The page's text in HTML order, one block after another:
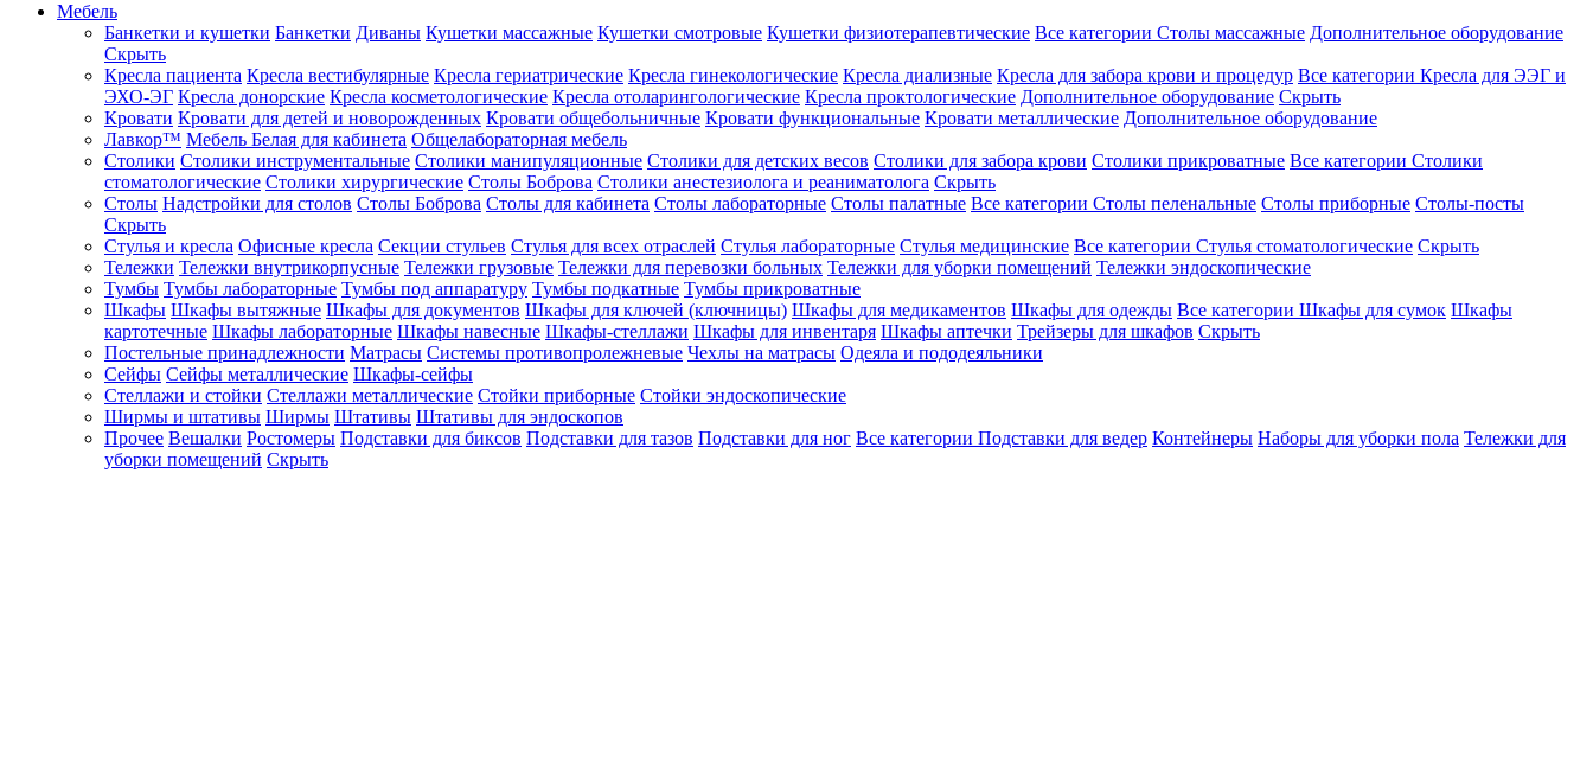
Мебель
Банкетки и кушетки Банкетки Диваны Кушетки массажные Кушетки смотровые Кушетки физиотерапевтические Все категории Столы массажные Дополнительное оборудование
Скрыть
Кресла пациента Кресла вестибулярные Кресла гериатрические Кресла гинекологические Кресла диализные Кресла для забора крови и процедур Все категории Кресла для ЭЭГ и
ЭХО-ЭГ Кресла донорские Кресла косметологические Кресла отоларингологические Кресла проктологические Дополнительное оборудование Скрыть
Кровати Кровати для детей и новорожденных Кровати общебольничные Кровати функциональные Кровати металлические Дополнительное оборудование
Лавкор™ Мебель Белая для кабинета Общелабораторная мебель
Столики Столики инструментальные Столики манипуляционные Столики для детских весов Столики для забора крови Столики прикроватные Все категории Столики
стоматологические Столики хирургические Столы Боброва Столики анестезиолога и реаниматолога Скрыть
Столы Надстройки для столов Столы Боброва Столы для кабинета Столы лабораторные Столы палатные Все категории Столы пеленальные Столы приборные Столы-посты
Скрыть
Стулья и кресла Офисные кресла Секции стульев Стулья для всех отраслей Стулья лабораторные Стулья медицинские Все категории Стулья стоматологические Скрыть
Тележки Тележки внутрикорпусные Тележки грузовые Тележки для перевозки больных Тележки для уборки помещений Тележки эндоскопические
Тумбы Тумбы лабораторные Тумбы под аппаратуру Тумбы подкатные Тумбы прикроватные
Шкафы Шкафы вытяжные Шкафы для документов Шкафы для ключей (ключницы) Шкафы для медикаментов Шкафы для одежды Все категории Шкафы для сумок Шкафы
картотечные Шкафы лабораторные Шкафы навесные Шкафы-стеллажи Шкафы для инвентаря Шкафы аптечки Трейзеры для шкафов Скрыть
Постельные принадлежности Матрасы Системы противопролежневые Чехлы на матрасы Одеяла и пододеяльники
Сейфы Сейфы металлические Шкафы-сейфы
Стеллажи и стойки Стеллажи металлические Стойки приборные Стойки эндоскопические
Ширмы и штативы Ширмы Штативы Штативы для эндоскопов
Прочее Вешалки Ростомеры Подставки для биксов Подставки для тазов Подставки для ног Все категории Подставки для ведер Контейнеры Наборы для уборки пола Тележки для
уборки помещений Скрыть